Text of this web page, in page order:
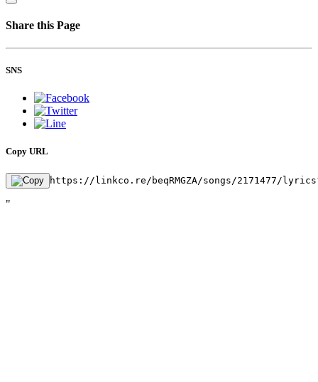
Share this Page
SNS
Copy URL
https://linkco.re/beqRMGZA/songs/2171477/
"